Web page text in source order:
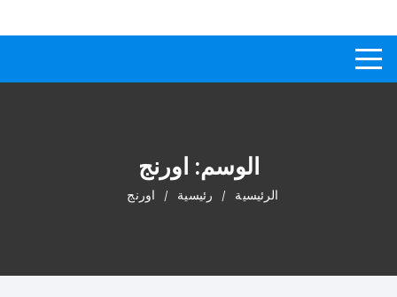
المحتوى
الوسم: اورنج
الرئيسية رئيسية اورنج